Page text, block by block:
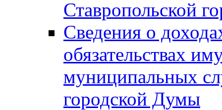
Ставропольской
Сведения о
обязательствах
муниципальных
городской Думы